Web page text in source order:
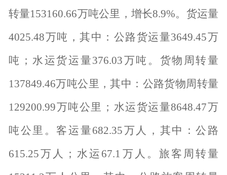
转量153160.66万吨公里，增长8.9%。货运量
4025.48万吨，其中：公路货运量3649.45万
吨；水运货运量376.03万吨。货物周转量
137849.46万吨公里，其中：公路货物周转量
129200.99万吨公里；水运货运量8648.47万
吨公里。客运量682.35万人，其中：公路
615.25万人；水运 67.1 万人。旅客周转量